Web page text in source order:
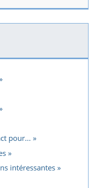
pour...
intéressantes